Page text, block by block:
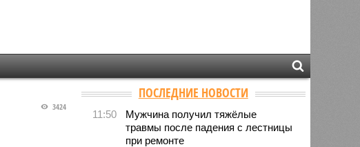
3424
ПОСЛЕДНИЕ НОВОСТИ
11:50
Мужчина получил тяжёлые
травмы после падения с лестницы
при ремонте